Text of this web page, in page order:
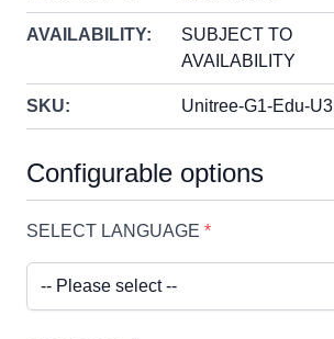
AVAILABILITY:
SUBJECT TO
AVAILABILITY
SKU: Unitree-G1-Edu-U3
Configurable options
SELECT LANGUAGE *